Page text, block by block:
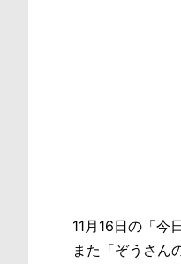
11月16日の「今
また「ぞうさん